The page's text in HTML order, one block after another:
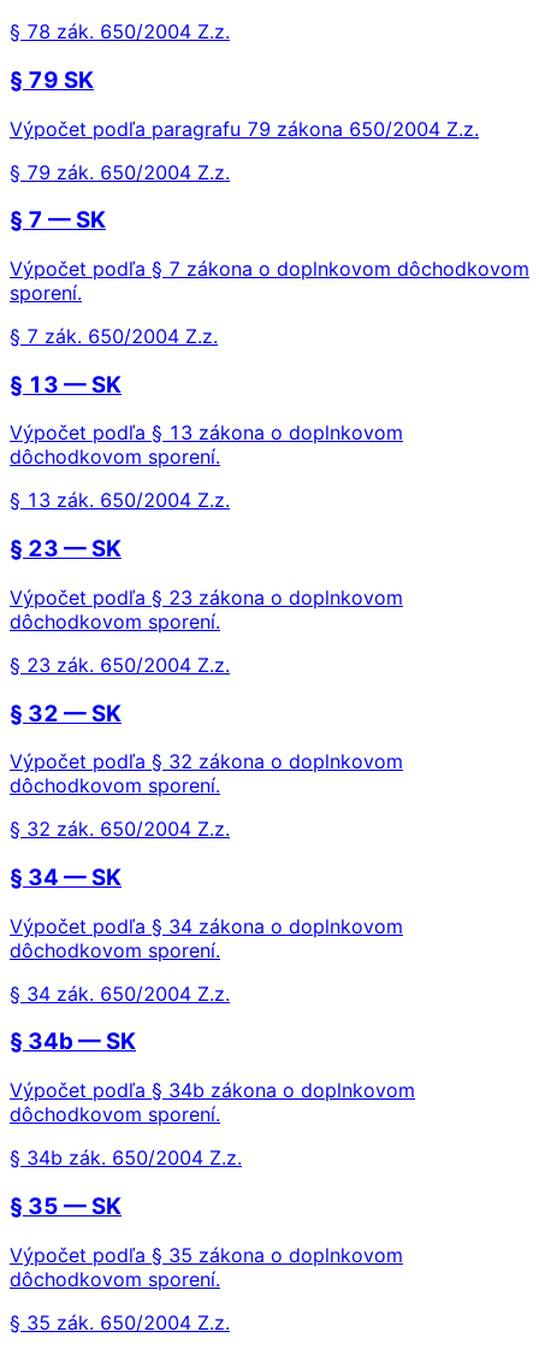
§ 78 zák. 650/2004 Z.z.
§ 79 SK
Výpočet podľa paragrafu 79 zákona 650/2004 Z.z.
§ 79 zák. 650/2004 Z.z.
§ 7 — SK
Výpočet podľa § 7 zákona o doplnkovom dôchodkovom
sporení.
§ 7 zák. 650/2004 Z.z.
§ 13 — SK
Výpočet podľa § 13 zákona o doplnkovom
dôchodkovom sporení.
§ 13 zák. 650/2004 Z.z.
§ 23 — SK
Výpočet podľa § 23 zákona o doplnkovom
dôchodkovom sporení.
§ 23 zák. 650/2004 Z.z.
§ 32 — SK
Výpočet podľa § 32 zákona o doplnkovom
dôchodkovom sporení.
§ 32 zák. 650/2004 Z.z.
§ 34 — SK
Výpočet podľa § 34 zákona o doplnkovom
dôchodkovom sporení.
§ 34 zák. 650/2004 Z.z.
§ 34b — SK
Výpočet podľa § 34b zákona o doplnkovom
dôchodkovom sporení.
§ 34b zák. 650/2004 Z.z.
§ 35 — SK
Výpočet podľa § 35 zákona o doplnkovom
dôchodkovom sporení.
§ 35 zák. 650/2004 Z.z.